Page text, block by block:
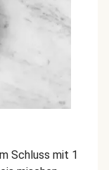
Schluss mit 1